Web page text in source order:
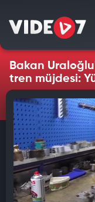
Bakan
tren müjdesi: